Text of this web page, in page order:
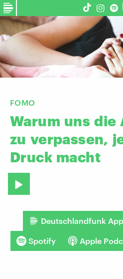
FOMO
Warum uns die
zu verpassen,
Druck macht
Deutschlandfunk App
Spotify Apple